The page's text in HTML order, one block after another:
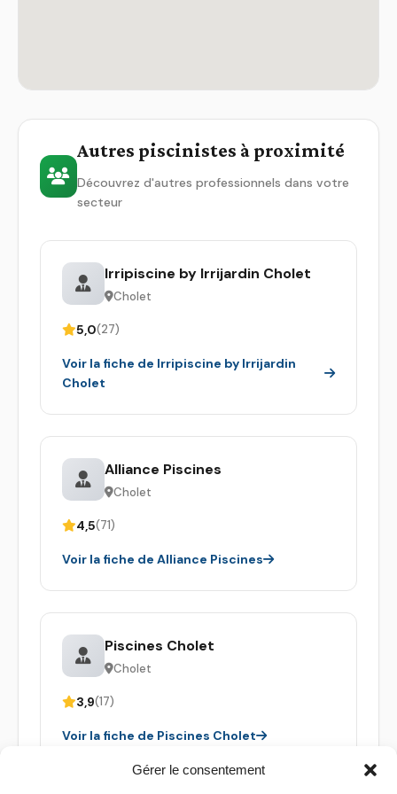
Gérer le consentement
Autres piscinistes à proximité
Découvrez d'autres professionnels dans votre
secteur
Irripiscine by Irrijardin Cholet
Cholet
5,0(27)
Voir la fiche de Irripiscine by Irrijardin
Cholet
Alliance Piscines
Cholet
4,5(71)
Voir la fiche de Alliance Piscines
Piscines Cholet
Cholet
3,9(17)
Voir la fiche de Piscines Cholet